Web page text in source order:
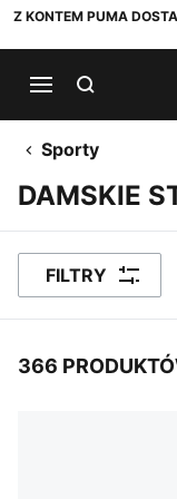
Z KONTEM PUMA
Sporty
DAMSKIE
FILTRY
366